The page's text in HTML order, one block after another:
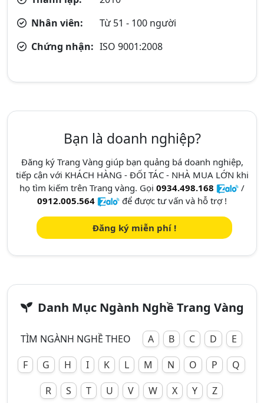
Nhân viên:
Từ 51 - 100 người
Chứng nhận: ISO 9001:2008
Bạn là doanh nghiệp?
Đăng ký Trang Vàng giúp bạn quảng bá doanh nghiệp,
tiếp cận với KHÁCH HÀNG - ĐỐI TÁC - NHÀ MUA LỚN khi
họ tìm kiếm trên Trang vàng. Gọi 0934.498.168
/
0912.005.564
để được tư vấn và hỗ trợ !
Đăng ký miễn phí !
Danh Mục Ngành Nghề Trang Vàng
TÌM NGÀNH NGHỀ THEO A B C D
E
F
G H I K L M N O P
Q
R
S T U V W X Y Z